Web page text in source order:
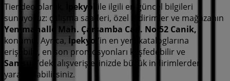
Tiendeo olarak,
İpekyol ile ilgili en güncel bilgileri
sunuyoruz: çalışma saatleri, özel indirimler ve mağazanın
Yenimahalle Mah. Çarşamba Cad. No:52 Canik,
konumu. Ayrıca, İpekyol ’in en yeni kataloglarına
erişebilir, en son promosyonları keşfedebilir ve
Samsun ’deki alışverişlerinizde büyük indirimlerden
yararlanabilirsiniz.